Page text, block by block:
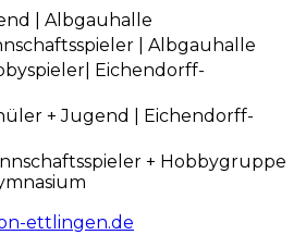
| Albgauhalle
| Albgauhalle
Eichendorff-
+ Jugend | Eichendorff-
+ Hobbygruppe
ettlingen.de